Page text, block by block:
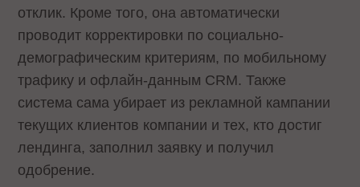
отклик. Кроме того, она автоматически
проводит корректировки по социально-
демографическим критериям, по мобильному
трафику и офлайн-данным CRM. Также
система сама убирает из рекламной кампании
текущих клиентов компании и тех, кто достиг
лендинга, заполнил заявку и получил
одобрение.